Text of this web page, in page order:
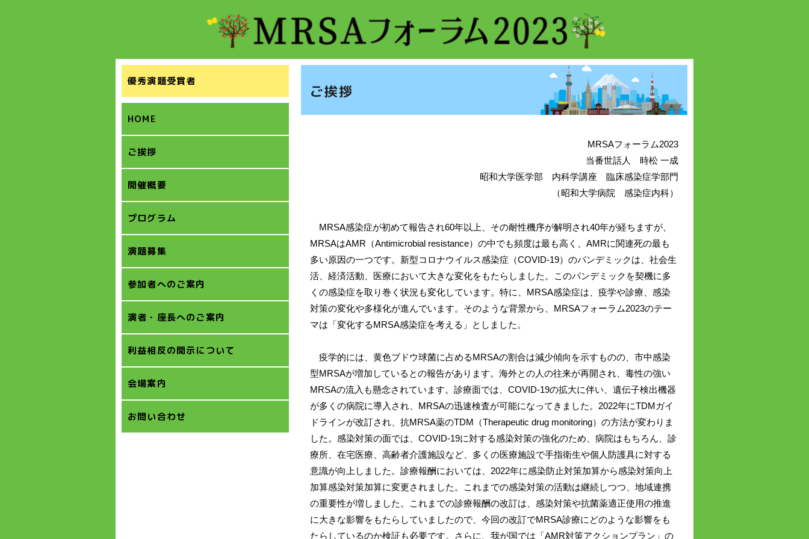
優秀演題受賞者
HOME
ご挨拶
開催概要
プログラム
演題募集
参加者へのご案内
演者・座長へのご案内
利益相反の開示について
会場案内
お問い合わせ
ご挨拶
MRSAフォーラム2023
当番世話人 時松 一成
昭和大学医学部 内科学講座 臨床感染症学部門
（昭和大学病院 感染症内科）
MRSA感染症が初めて報告され60年以上、その耐性機序が解明され40年が経ちますが、
MRSAはAMR（Antimicrobial resistance）の中でも頻度は最も高く、AMRに関連死の最も
多い原因の一つです。新型コロナウイルス感染症（COVID-19）のパンデミックは、社会生
活、経済活動、医療において大きな変化をもたらしました。このパンデミックを契機に多
くの感染症を取り巻く状況も変化しています。特に、MRSA感染症は、疫学や診療、感染
対策の変化や多様化が進んでいます。そのような背景から、MRSAフォーラム2023のテー
マは「変化するMRSA感染症を考える」としました。
疫学的には、黄色ブドウ球菌に占めるMRSAの割合は減少傾向を示すものの、市中感染
型MRSAが増加しているとの報告があります。海外との人の往来が再開され、毒性の強い
MRSAの流入も懸念されています。診療面では、COVID-19の拡大に伴い、遺伝子検出機器
が多くの病院に導入され、MRSAの迅速検査が可能になってきました。2022年にTDMガイ
ドラインが改訂され、抗MRSA薬のTDM（Therapeutic drug monitoring）の方法が変わりま
した。感染対策の面では、COVID-19に対する感染対策の強化のため、病院はもちろん、診
療所、在宅医療、高齢者介護施設など、多くの医療施設で手指衛生や個人防護具に対する
意識が向上しました。診療報酬においては、2022年に感染防止対策加算から感染対策向上
加算感染対策加算に変更されました。これまでの感染対策の活動は継続しつつ、地域連携
の重要性が増しました。これまでの診療報酬の改訂は、感染対策や抗菌薬適正使用の推進
に大きな影響をもたらしていましたので、今回の改訂でMRSA診療にどのような影響をも
たらしているのか検証も必要です。さらに、我が国では「AMR対策アクションプラン」の